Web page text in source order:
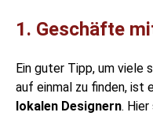
1. Geschäfte
Ein guter Tipp, um viele
auf einmal zu finden, ist
lokalen Designern.